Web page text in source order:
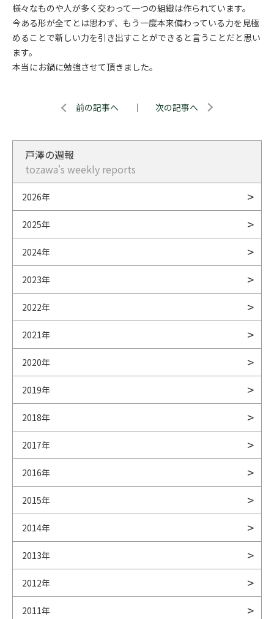
様々なものや人が多く交わって一つの組織は作られています。
今ある形が全てとは思わず、もう一度本来備わっている力を見極
めることで新しい力を引き出すことができると言うことだと思い
ます。
本当にお鍋に勉強させて頂きました。
前の記事へ ｜ 次の記事へ
戸澤の週報
tozawa's weekly reports
2026年
2025年
2024年
2023年
2022年
2021年
2020年
2019年
2018年
2017年
2016年
2015年
2014年
2013年
2012年
2011年